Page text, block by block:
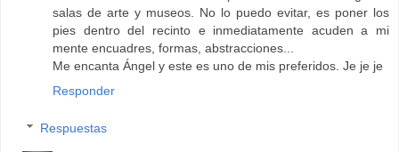
salas de arte y museos. No lo puedo evitar, es poner los
pies dentro del recinto e inmediatamente acuden a mi
mente encuadres, formas, abstracciones...
Me encanta Ángel y este es uno de mis preferidos. Je je je
Responder
Respuestas